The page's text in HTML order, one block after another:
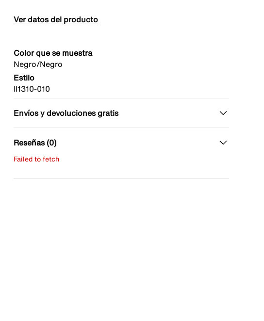
Ver datos del producto
Color que se muestra
Negro/Negro
Estilo
II1310-010
Envíos y devoluciones gratis
Reseñas (0)
Failed to fetch